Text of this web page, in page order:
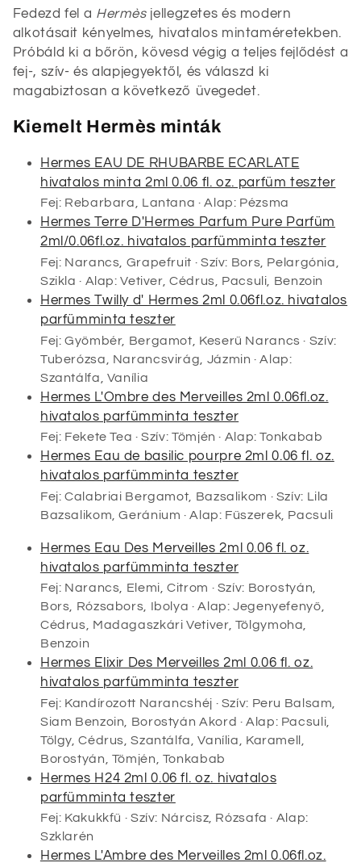
ó
:
Fedezd fel a Hermèsjellegzetes és modern
alkotásait kényelmes, hivatalos mintaméretekben.
Próbáld ki a bőrön, kövesd végig a teljes fejlődést a
fej-, szív- és alapjegyektől, és válaszd ki
magabiztosan a következő üvegedet.
Kiemelt Hermès minták
Hermes EAU DE RHUBARBE ECARLATE
hivatalos minta 2ml 0.06 fl. oz. parfüm teszter
Fej: Rebarbara, Lantana · Alap: Pézsma
Hermes Terre D'Hermes Parfum Pure Parfüm
2ml/0.06fl.oz. hivatalos parfümminta teszter
Fej: Narancs, Grapefruit · Szív: Bors, Pelargónia,
Szikla · Alap: Vetiver, Cédrus, Pacsuli, Benzoin
Hermes Twilly d' Hermes 2ml 0.06fl.oz. hivatalos
parfümminta teszter
Fej: Gyömbér, Bergamot, Keserű Narancs · Szív:
Tuberózsa, Narancsvirág, Jázmin · Alap:
Szantálfa, Vanília
Hermes L'Ombre des Merveilles 2ml 0.06fl.oz.
hivatalos parfümminta teszter
Fej: Fekete Tea · Szív: Tömjén · Alap: Tonkabab
Hermes Eau de basilic pourpre 2ml 0.06 fl. oz.
hivatalos parfümminta teszter
Fej: Calabriai Bergamot, Bazsalikom · Szív: Lila
Bazsalikom, Geránium · Alap: Fűszerek, Pacsuli
Hermes Eau Des Merveilles 2ml 0.06 fl. oz.
hivatalos parfümminta teszter
Fej: Narancs, Elemi, Citrom · Szív: Borostyán,
Bors, Rózsabors, Ibolya · Alap: Jegenyefenyő,
Cédrus, Madagaszkári Vetiver, Tölgymoha,
Benzoin
Hermes Elixir Des Merveilles 2ml 0.06 fl. oz.
hivatalos parfümminta teszter
Fej: Kandírozott Narancshéj · Szív: Peru Balsam,
Siam Benzoin, Borostyán Akord · Alap: Pacsuli,
Tölgy, Cédrus, Szantálfa, Vanília, Karamell,
Borostyán, Tömjén, Tonkabab
Hermes H24 2ml 0.06 fl. oz. hivatalos
parfümminta teszter
Fej: Kakukkfű · Szív: Nárcisz, Rózsafa · Alap:
Szklarén
Hermes L'Ambre des Merveilles 2ml 0.06fl.oz.